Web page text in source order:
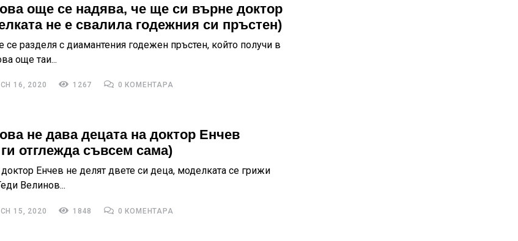
още се надява, че ще си върне доктор
не е свалила годежния си пръстен)
се разделя с диамантения годежен пръстен, който получи в
още таи...
16, 2020 1267 0 КОМЕНТАРА
не дава децата на доктор Енчев
отглежда съвсем сама)
Енчев не делят двете си деца, моделката се грижи
Велинов...
15, 2020 1848 0 КОМЕНТАРА